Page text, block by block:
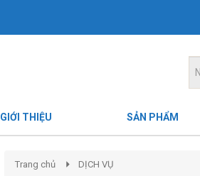
GIỚI THIỆU SẢN PHẨM
Trang chủ DỊCH VỤ